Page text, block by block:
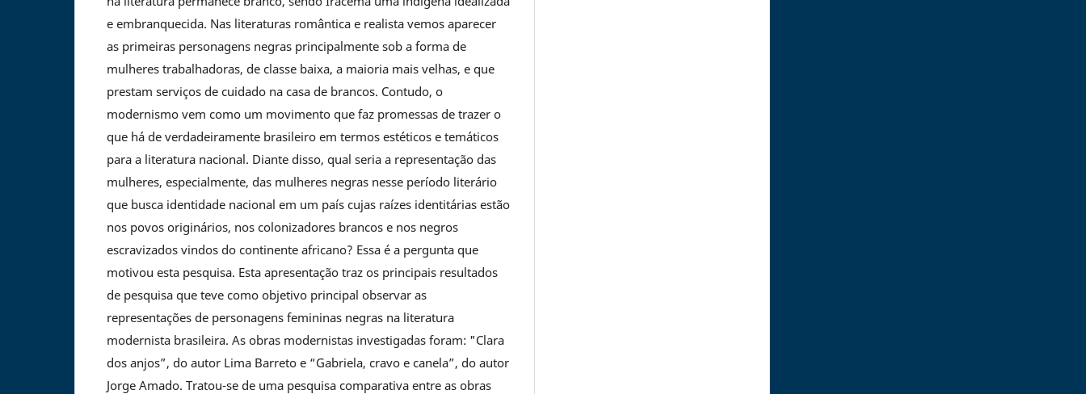
e embranquecida. Nas literaturas romântica e realista vemos aparecer
as primeiras personagens negras principalmente sob a forma de
mulheres trabalhadoras, de classe baixa, a maioria mais velhas, e que
prestam serviços de cuidado na casa de brancos. Contudo, o
modernismo vem como um movimento que faz promessas de trazer o
que há de verdadeiramente brasileiro em termos estéticos e temáticos
para a literatura nacional. Diante disso, qual seria a representação das
mulheres, especialmente, das mulheres negras nesse período literário
que busca identidade nacional em um país cujas raízes identitárias estão
nos povos originários, nos colonizadores brancos e nos negros
escravizados vindos do continente africano? Essa é a pergunta que
motivou esta pesquisa. Esta apresentação traz os principais resultados
de pesquisa que teve como objetivo principal observar as
representações de personagens femininas negras na literatura
modernista brasileira. As obras modernistas investigadas foram: "Clara
dos anjos”, do autor Lima Barreto e “Gabriela, cravo e canela”, do autor
Jorge Amado. Tratou-se de uma pesquisa comparativa entre as obras